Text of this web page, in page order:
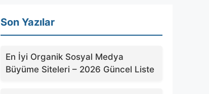
Son Yazılar
En İyi Organik Sosyal Medya
Büyüme Siteleri – 2026 Güncel Liste